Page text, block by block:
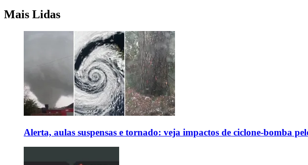
Mais Lidas
Alerta, aulas suspensas e tornado: veja impactos de ciclone-bomba